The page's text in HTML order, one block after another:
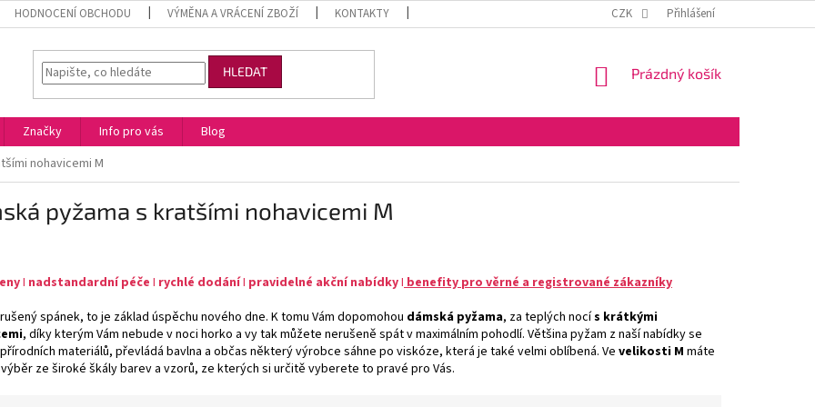
HODNOCENÍ OBCHODU VÝMĚNA A VRÁCENÍ ZBOŽÍ KONTAKTY OBCHODNÍ PODMÍNKY VELKOOBCHOD
CZK Přihlášení
HLEDAT
NÁKUPNÍ
Prázdný košík
Značky Info pro vás
Blog
nohavicemi M
pyžama s kratšími nohavicemi M
I nadstandardní péče I rychlé dodáníI pravidelné akční nabídkyI benefity pro věrné a registrované zákazníky
spánek, to je základ úspěchu nového dne. K tomu Vám dopomohou dámská pyžama, za teplých nocís krátkými
, díky kterým Vám nebude v noci horko a vy tak můžete nerušeně spát v maximálním pohodlí. Většina pyžam z naší nabídky se
materiálů, převládá bavlna a občas některý výrobce sáhne po viskóze, která je také velmi oblíbená. Ve velikosti M máte
výběr ze široké škály barev a vzorů, ze kterých si určitě vyberete to pravé pro Vás.